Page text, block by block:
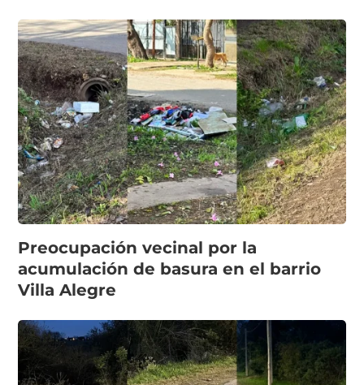
Preocupación vecinal por la
acumulación de basura en el barrio
Villa Alegre